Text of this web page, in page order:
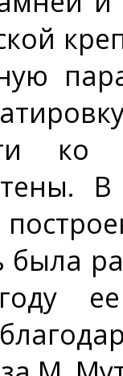
ко
была
ее